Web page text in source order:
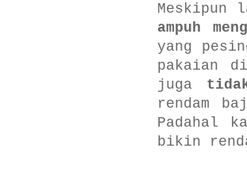
ampuh
yang
pakaian
juga
rendam
Padahal
bikin